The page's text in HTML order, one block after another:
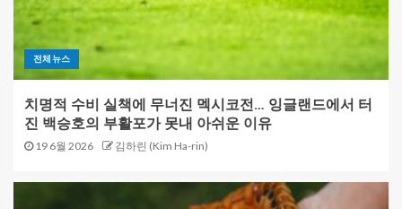
전체뉴스
치명적 수비 실책에 무너진 멕시코전… 잉글랜드에서 터
진 백승호의 부활포가 못내 아쉬운 이유
19 6월 2026 김하린 (Kim Ha-rin)